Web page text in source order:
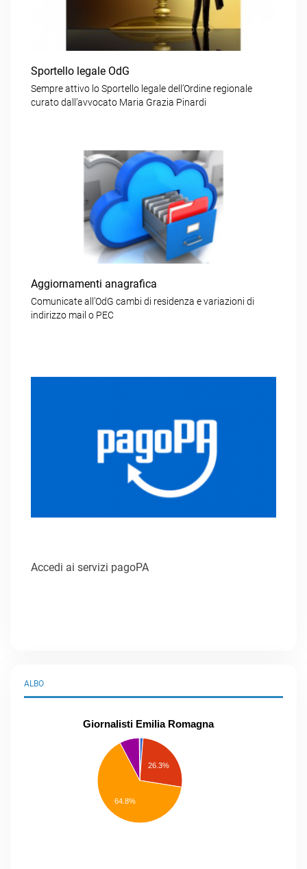
Sportello legale OdG
Sempre attivo lo Sportello legale dell’Ordine regionale
curato dall’avvocato Maria Grazia Pinardi
Aggiornamenti anagrafica
Comunicate all’OdG cambi di residenza e variazioni di
indirizzo mail o PEC
Accedi ai servizi pagoPA
ALBO
Giornalisti Emilia Romagna
26.3%
64.8%